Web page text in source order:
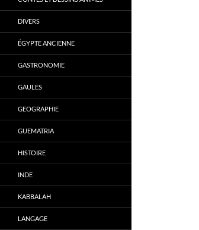
DIVERS
ÉGYPTE ANCIENNE
GASTRONOMIE
GAULES
GEOGRAPHIE
GUEMATRIA
HISTOIRE
INDE
KABBALAH
LANGAGE